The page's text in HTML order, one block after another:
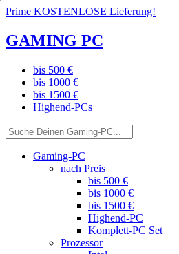
Prime KOSTENLOSE Lieferung!
GAMING PC
bis 500 €
bis 1000 €
bis 1500 €
Highend-PCs
Gaming-PC
nach Preis
bis 500 €
bis 1000 €
bis 1500 €
Highend-PC
Komplett-PC Set
Prozessor